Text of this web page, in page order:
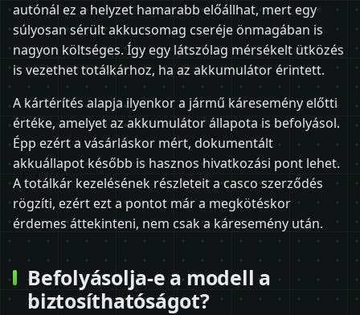
autónál ez a helyzet hamarabb előállhat, mert egy
súlyosan sérült akkucsomag cseréje önmagában is
nagyon költséges. Így egy látszólag mérsékelt ütközés
is vezethet totálkárhoz, ha az akkumulátor érintett.
A kártérítés alapja ilyenkor a jármű káresemény előtti
értéke, amelyet az akkumulátor állapota is befolyásol.
Épp ezért a vásárláskor mért, dokumentált
akkuállapot később is hasznos hivatkozási pont lehet.
A totálkár kezelésének részleteit a casco szerződés
rögzíti, ezért ezt a pontot már a megkötéskor
érdemes áttekinteni, nem csak a káresemény után.
Befolyásolja-e a modell a
biztosíthatóságot?